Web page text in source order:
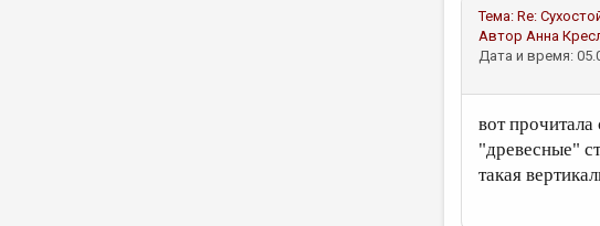
Тема: Re:
Автор Анна
Дата и время:
вот
"древесные"
такая